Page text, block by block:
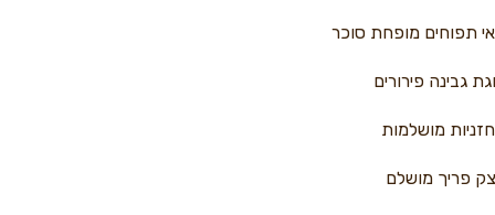
תפוחים מופחת סוכר
גבינה פירורים
מושלמות
פריך מושלם